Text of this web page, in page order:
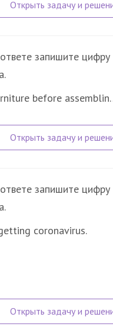
запишите
before
запишите
coronavirus.